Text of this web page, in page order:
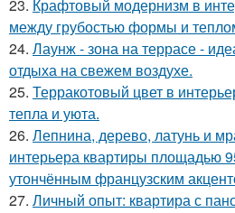
23. Крафтовый модернизм в
между грубостью формы и
24. Лаунж - зона на террасе -
отдыха на свежем воздухе.
25. Терракотовый цвет в
тепла и уюта.
26. Лепнина, дерево, латунь и
интерьера квартиры площадью
утончённым французским
27. Личный опыт: квартира с